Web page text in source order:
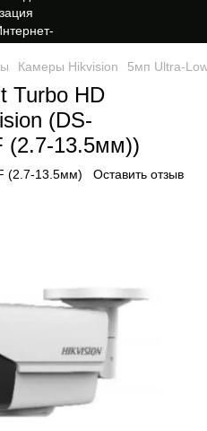
Камеры Hikvision 5мп Ultra-
Turbo HD
(DS-
(2.7-13.5мм))
(2.7-13.5мм) Оставить отзыв